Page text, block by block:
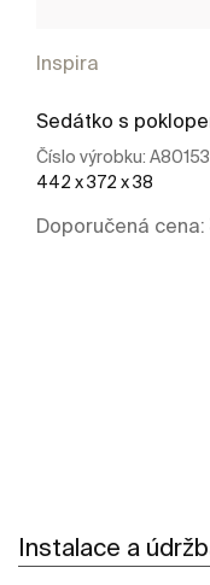
Inspira
Sedátko s
Číslo výrobku:
442 x 372 x 38
Doporučená cena:
Instalace a